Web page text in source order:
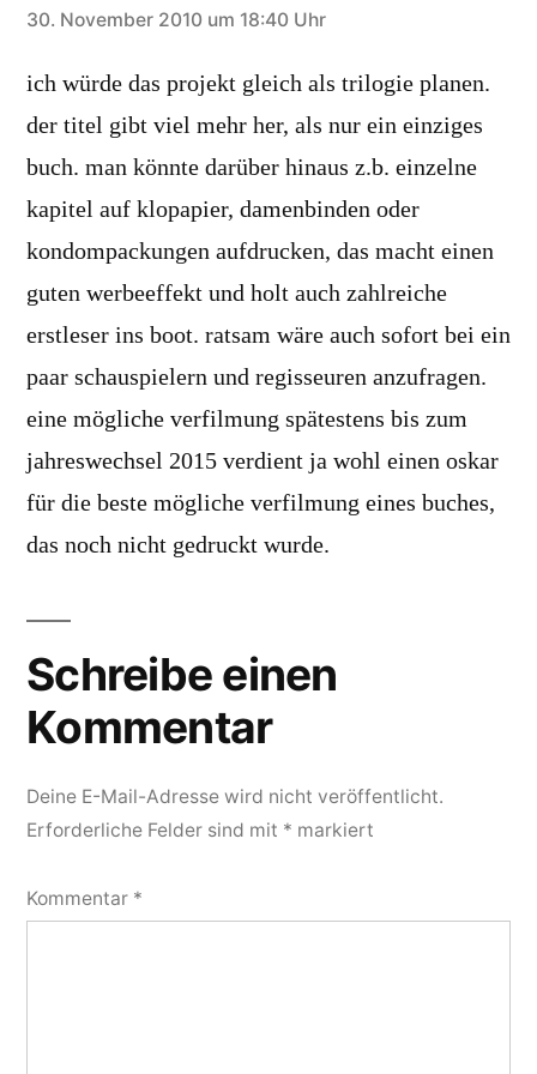
schreibt:
30. November 2010 um 18:40 Uhr
ich würde das projekt gleich als trilogie planen.
der titel gibt viel mehr her, als nur ein einziges
buch. man könnte darüber hinaus z.b. einzelne
kapitel auf klopapier, damenbinden oder
kondompackungen aufdrucken, das macht einen
guten werbeeffekt und holt auch zahlreiche
erstleser ins boot. ratsam wäre auch sofort bei ein
paar schauspielern und regisseuren anzufragen.
eine mögliche verfilmung spätestens bis zum
jahreswechsel 2015 verdient ja wohl einen oskar
für die beste mögliche verfilmung eines buches,
das noch nicht gedruckt wurde.
Schreibe einen
Kommentar
Deine E-Mail-Adresse wird nicht veröffentlicht.
Erforderliche Felder sind mit * markiert
Kommentar *